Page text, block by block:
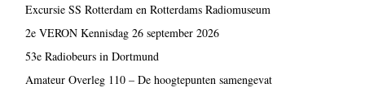
Excursie SS Rotterdam en Rotterdams Radiomuseum
2e VERON Kennisdag 26 september 2026
53e Radiobeurs in Dortmund
Amateur Overleg 110 – De hoogtepunten samengevat